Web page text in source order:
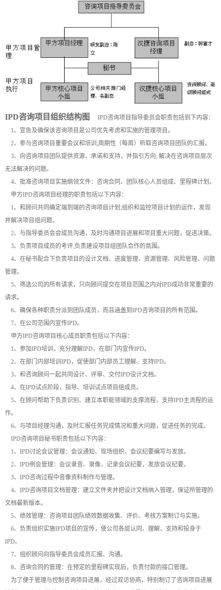
IPD咨询项目组织结构图
IPD咨询项目指导委员会职责包括到下内容：
1、宣告及确保该咨询项目是公司优先考虑和实施的管理项目。
2、参与咨询项目重要会议和培训;周期性（每周）听取咨询项目团队的汇报。
3、向咨询项目团队提供资源、承诺和支持，并指引方向; 解决在咨询项目层次
无法解决的问题。
4、批准咨询项目实施纲领文件：咨询合同、团队核心人员组成、里程碑计划。
甲方IPD咨询项目经理的职责包括以下内容：
1、和顾问共同确定端到端的咨询项目计划;组织和监控项目计划的运作，发现
并解决项目组问题。
2、与指导委员会会成员沟通，及时沟通项目进展和项目重大问题，促进决策。
3、负责项目成员的考评;负责建设项目组团队合作的氛围。
4、在秘书配合下负责项目的设计文档、进度管理、资源管理、风险管理、问题
管理。
5、筛选公司的所有请求，只向顾问提交在项目范围之内对IPD成功非常重要的
请求。
6、确保各种职责分派到团队成员，而且涵盖到IPD咨询项目的所有范围。
7、在公司范围内宣传IPD。
甲方IPD咨询项目核心成员职责包括以下内容：
1、参加IPD培训，充分理解IPD，在部门内宣传IPD。
2、在部门内部培训IPD，促使部门内部员工理解、支持IPD。
3、和咨询顾问一起共同设计、评审、交付IPD设计文档。
4、在IPD试点阶段，指导、培训试点项目组成员。
5、在顾问帮助下负责识别、建立本职能领域的支撑流程，支持IPD主流程的运
作。
6、与项目经理沟通，及时汇报任务完成情况和重大问题，促进任务的完成。
IPD咨询项目秘书职责包括以下内容：
1、IPD讨论会议管理：会议通知、现场组织、会议纪要编写与发放。
2、IPD例会管理：会议录音、录像、记录会议纪要，发放会议纪要。
3、IPD咨询过程中音像资料制作与管理。
4、IPD咨询项目文档管理：建立文件夹并把设计文档纳入管理，保证所管理的
文档最新版本。
5、绩效管理：咨询项目团队绩效数据收集、评价、考核方案制订与实施。
6、负责组织实施IPD项目的宣传，使公司各层认同、理解、支持和投身于
IPD。
7、组织顾问向指导委员会成员汇报、沟通。
8、咨询合同的管理：在预定的里程碑实现后，负责付款的接口管理。
为了便于管理与控制咨询项目进展，经过双访协商，特别制订了咨询项目进展